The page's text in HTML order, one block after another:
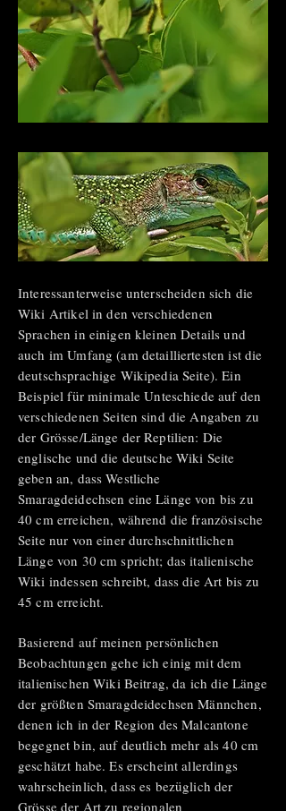
Interessanterweise unterscheiden sich die
Wiki Artikel in den verschiedenen
Sprachen in einigen kleinen Details und
auch im Umfang (am detailliertesten ist die
deutschsprachige Wikipedia Seite). Ein
Beispiel für minimale Unteschiede auf den
verschiedenen Seiten sind die Angaben zu
der Grösse/Länge der Reptilien: Die
englische und die deutsche Wiki Seite
geben an, dass Westliche
Smaragdeidechsen eine Länge von bis zu
40 cm erreichen, während die französische
Seite nur von einer durchschnittlichen
Länge von 30 cm spricht; das italienische
Wiki indessen schreibt, dass die Art bis zu
45 cm erreicht.
Basierend auf meinen persönlichen
Beobachtungen gehe ich einig mit dem
italienischen Wiki Beitrag, da ich die Länge
der größten Smaragdeidechsen Männchen,
denen ich in der Region des Malcantone
begegnet bin, auf deutlich mehr als 40 cm
geschätzt habe. Es erscheint allerdings
wahrscheinlich, dass es bezüglich der
Grösse der Art zu regionalen